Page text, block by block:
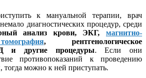
к мануальной терапии, врач
диагностических процедур, среди
анализ крови, ЭКГ,магнитно-
, рентгенологическое
и другие процедуры. Если они
противопоказаний к проведению
тогда можно к ней приступать.